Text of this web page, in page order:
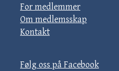
For medlemmer
Om medlemsskap
Kontakt
Følg oss på Facebook